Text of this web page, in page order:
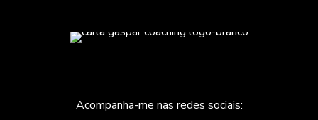
Acompanha-me nas redes sociais: